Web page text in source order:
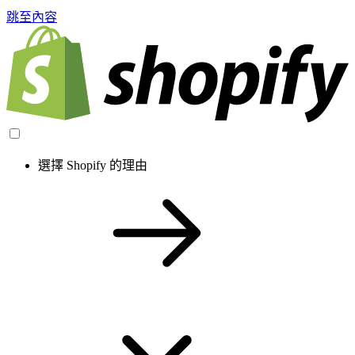
跳至內容
選擇 Shopify 的理由